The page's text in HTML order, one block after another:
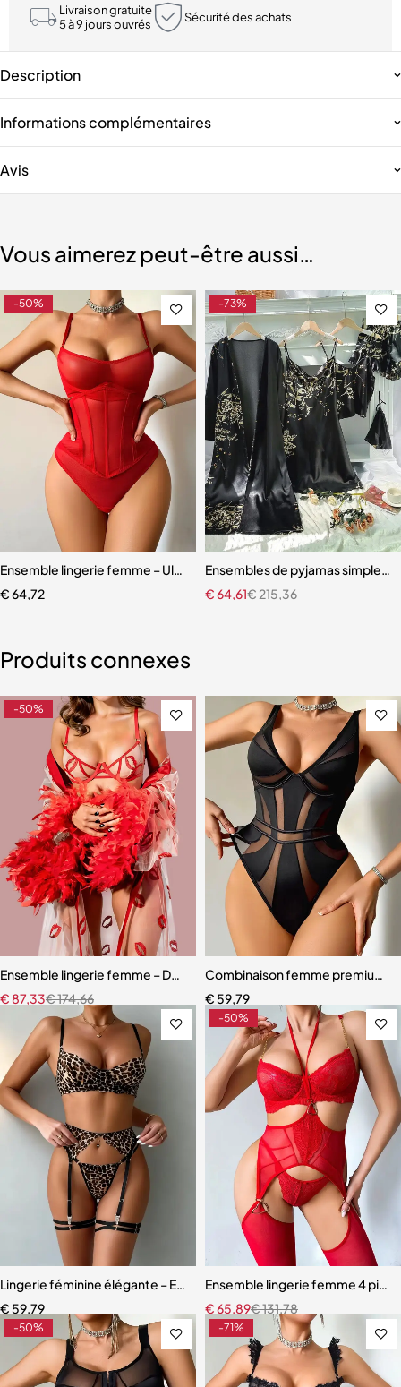
Livraison gratuite
5 à 9 jours ouvrés
Sécurité des achats
Description
Informations complémentaires
Avis
Vous aimerez peut-être aussi…
en maille transparente, broderie 7.0
-50%
Ensemble lingerie femme – Ultra-fin respirant avec effet sculptant
€64,72
-73%
Ensembles de pyjamas simples
€215,36
€64,61
Produits connexes
-50%
Ensemble lingerie femme – Dentelle rouge avec robe en maille et
€174,66
€ 87,33
Combinaison femme premium
€ 59,79
Lingerie féminine élégante – Ensemble en dentelle léopard avec
€ 59,79
-50%
Ensemble lingerie femme 4
€131,78
€65,89
-50% -71%